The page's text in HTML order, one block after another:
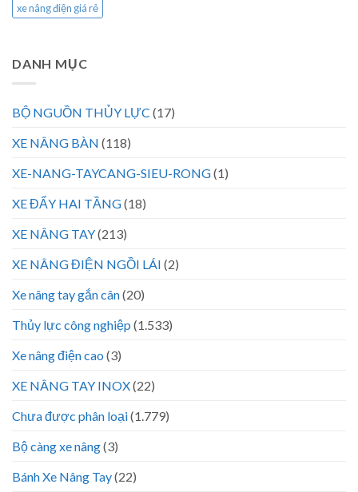
xe nâng điện giá rẻ
DANH MỤC
BỘ NGUỒN THỦY LỰC (17)
XE NÂNG BÀN (118)
XE-NANG-TAYCANG-SIEU-RONG(1)
XE ĐẨY HAI TẦNG(18)
XE NÂNG TAY(213)
XE NÂNG ĐIỆN NGỒI LÁI (2)
Xe nâng tay gắn cân(20)
Thủy lực công nghiệp (1.533)
Xe nâng điện cao (3)
XE NÂNG TAY INOX(22)
Chưa được phân loại(1.779)
Bộ càng xe nâng(3)
Bánh Xe Nâng Tay(22)